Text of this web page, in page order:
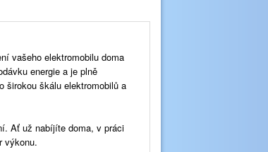
vašeho elektromobilu doma
energie a je plně
širokou škálu elektromobilů a
Ať už nabíjíte doma, v práci
výkonu.